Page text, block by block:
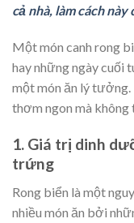
cả nhà, làm cách
Một món canh rong
hay những ngày cuối
một món ăn lý tưởng.
thơm ngon mà không
1. Giá trị dinh
trứng
Rong biển là một
nhiều món ăn bởi